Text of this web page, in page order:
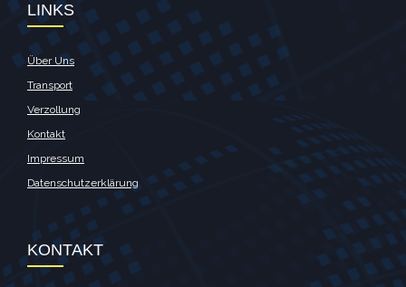
LINKS
Über Uns
Transport
Verzollung
Kontakt
Impressum
Datenschutzerklärung
KONTAKT